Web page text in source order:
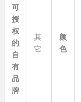
可
授
权
的
自
有
品
牌
其
它
颜
色